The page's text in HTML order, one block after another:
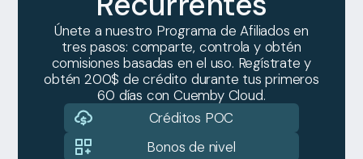
Únete a nuestro Programa de Afiliados en
tres pasos: comparte, controla y obtén
comisiones basadas en el uso. Regístrate y
obtén 200$ de crédito durante tus primeros
60 días con Cuemby Cloud.
Créditos POC
Bonos de nivel